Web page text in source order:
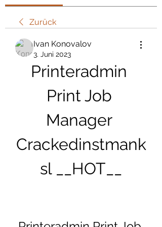
Zurück
Ivan Konovalov
3. Juni 2023
Printeradmin
Print Job
Manager
Crackedinstmank
sl __HOT__